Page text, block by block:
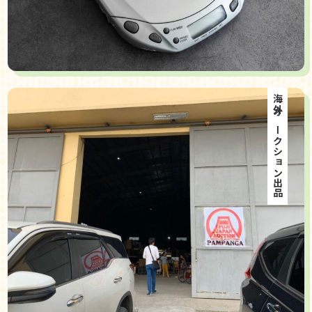
海外オークション出品